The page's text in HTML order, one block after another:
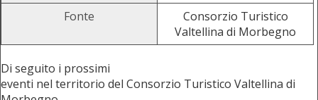
Fonte
Consorzio Turistico
Valtellina di Morbegno
Di seguito i prossimi
eventi nel territorio del Consorzio Turistico Valtellina di